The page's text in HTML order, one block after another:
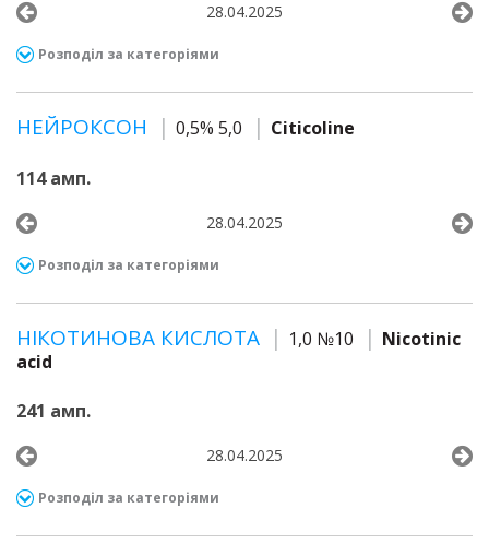
28.04.2025
Розподіл за категоріями
НЕЙРОКСОН 0,5% 5,0 Citicoline
114 амп.
28.04.2025
Розподіл за категоріями
НІКОТИНОВА КИСЛОТА 1,0 №10
Nicotinic
acid
241 амп.
28.04.2025
Розподіл за категоріями